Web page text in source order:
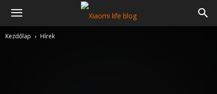
Kezdőlap Hírek